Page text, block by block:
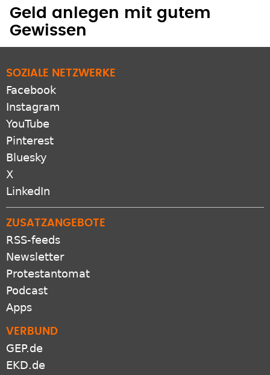
Geld anlegen mit gutem
Gewissen
SOZIALE NETZWERKE
Facebook
Instagram
YouTube
Pinterest
Bluesky
X
LinkedIn
ZUSATZANGEBOTE
RSS-feeds
Newsletter
Protestantomat
Podcast
Apps
VERBUND
GEP.de
EKD.de